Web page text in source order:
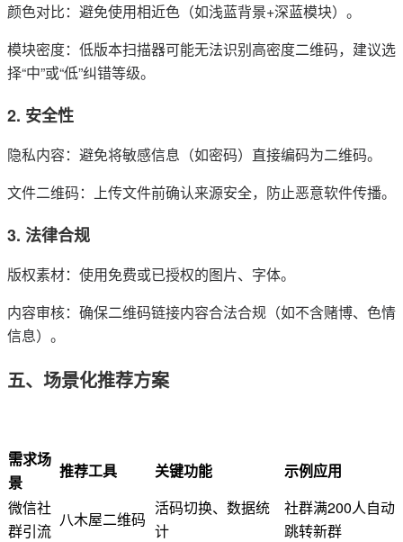
颜色对比：避免使用相近色（如浅蓝背景+深蓝模块）。
模块密度：低版本扫描器可能无法识别高密度二维码，建议选
择“中”或“低”纠错等级。
2. 安全性
隐私内容：避免将敏感信息（如密码）直接编码为二维码。
文件二维码：上传文件前确认来源安全，防止恶意软件传播。
3. 法律合规
版权素材：使用免费或已授权的图片、字体。
内容审核：确保二维码链接内容合法合规（如不含赌博、色情
信息）。
五、场景化推荐方案
需求场
景
推荐工具 关键功能
示例应用
微信社
群引流
八木屋二维码
活码切换、数据统
计
社群满200人自动
跳转新群